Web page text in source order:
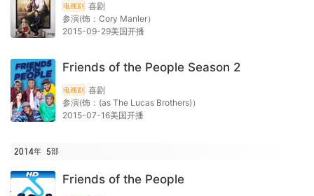
电视剧 喜剧
参演(饰：Cory Manler）
2015-09-29美国开播
Friends of the People Season 2
电视剧 喜剧
参演(饰：(as The Lucas Brothers)）
2015-07-16美国开播
2014年 5部
Friends of the People